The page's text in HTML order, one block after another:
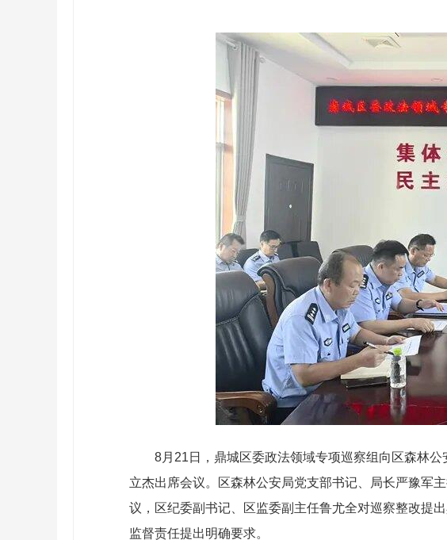
8月21日，鼎城区委政法领域专项巡察组向区森林
立杰出席会议。区森林公安局党支部书记、局长严豫军
议，区纪委副书记、区监委副主任鲁尤全对巡察整改提
监督责任提出明确要求。